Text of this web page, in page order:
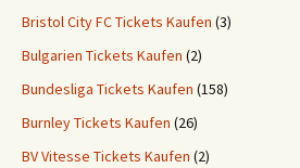
Bristol City FC Tickets Kaufen (3)
Bulgarien Tickets Kaufen (2)
Bundesliga Tickets Kaufen (158)
Burnley Tickets Kaufen (26)
BV Vitesse Tickets Kaufen (2)